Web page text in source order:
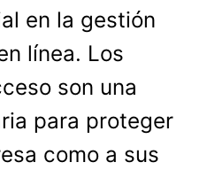
en la gestión
línea. Los
son una
para proteger
como a sus